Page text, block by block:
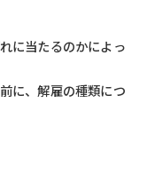
に当たるのかによっ
に、解雇の種類につ